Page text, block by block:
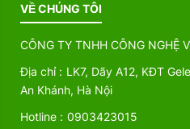
VỀ CHÚNG TÔI
CÔNG TY TNHH CÔNG NGHỆ
Địa chỉ : LK7, Dãy A12, KĐT
An Khánh, Hà Nội
Hotline : 0903423015